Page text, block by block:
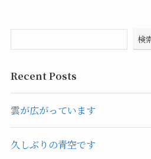
検
Recent Posts
雲が広がっています
久しぶりの青空です